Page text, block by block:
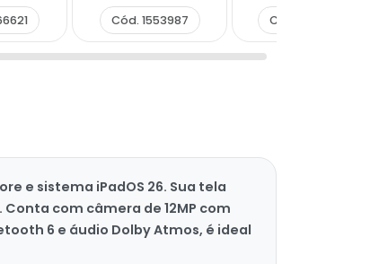
Cód. 1553987
Cosmic Orange
Cód. 1522426
e sistema iPadOS 26. Sua tela
com câmera de 12MP com
6 e áudio Dolby Atmos, é ideal